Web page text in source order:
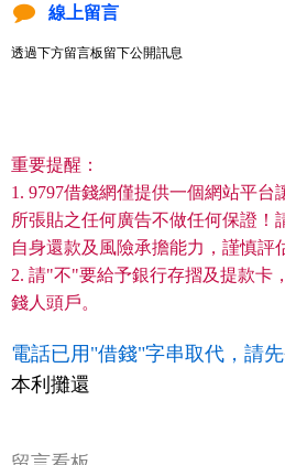
線上留言
透過下方留言板留下公開訊息
重要提醒：
1. 9797借錢網僅提供一個網站平台
所張貼之任何廣告不做任何保證！
自身還款及風險承擔能力，謹慎評
2. 請"不"要給予銀行存摺及提款卡
錢人頭戶。
電話已用"借錢"字串取代，請先
本利攤還